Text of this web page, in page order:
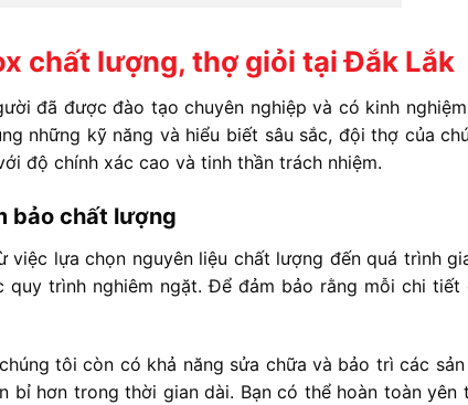
chất lượng, thợ giỏi tại Đắk Lắk
đã được đào tạo chuyên nghiệp và có kinh
những kỹ năng và hiểu biết sâu sắc, đội thợ của
độ chính xác cao và tinh thần trách nhiệm.
bảo chất lượng
việc lựa chọn nguyên liệu chất lượng đến quá trình
trình nghiêm ngặt. Để đảm bảo rằng mỗi chi tiết
tôi còn có khả năng sửa chữa và bảo trì các sản
bỉ hơn trong thời gian dài. Bạn có thể hoàn toàn yên